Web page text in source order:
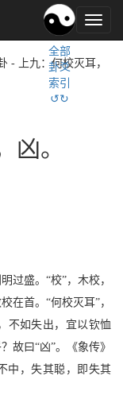
易
经
化,
全部
卦爻
索引
↺↻
- 上九：何校灭耳，
凶。
过盛。“校”，木校，
在首。“何校灭耳”，
不如失出，宜以钦恤
故曰“凶”。《象传》
中，失其聪，即失其